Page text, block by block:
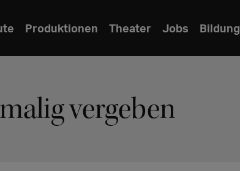
Produktionen Theater Jobs Bildung
vergeben